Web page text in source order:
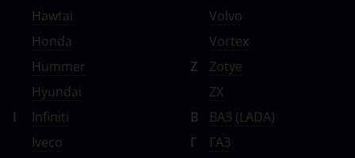
Hawtai
Honda
Hummer
Hyundai
I
Infiniti
Iveco
Volvo
Vortex
Z
Zotye
ZX
В
ВАЗ (LADA)
Г
ГАЗ